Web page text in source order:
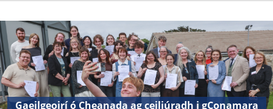
Gaeilgeoirí ó Cheanada ag ceiliúradh i gConamara